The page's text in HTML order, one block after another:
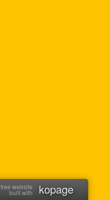
free website
built with kopage